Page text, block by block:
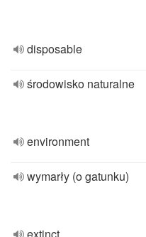
disposable
środowisko naturalne
environment
wymarły (o gatunku)